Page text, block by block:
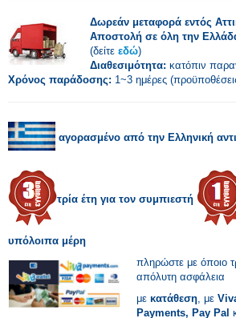
Δωρεάν μεταφορά εντός
Αποστολή σε όλη την
(δείτε εδώ)
Διαθεσιμότητα: κατόπιν
Χρόνος παράδοσης: 1~3 ημέρες
αγορασμένο από την Ελληνική
τρία έτη για τον συμπιεστή
υπόλοιπα μέρη
πληρώστε με όποιο
απόλυτη ασφάλεια
με κατάθεση , με
Payments, Pay Pal